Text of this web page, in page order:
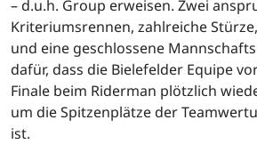
– d.u.h. Group erweisen. Zwei
Kriteriumsrennen, zahlreiche
und eine geschlossene
dafür, dass die Bielefelder Equipe
Finale beim Riderman plötzlich
um die Spitzenplätze der
ist.